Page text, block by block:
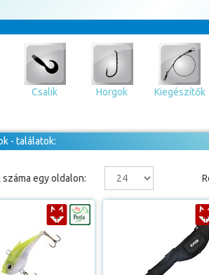
Csalik Horgok Kiegészítők
- találatok:
száma egy oldalon: